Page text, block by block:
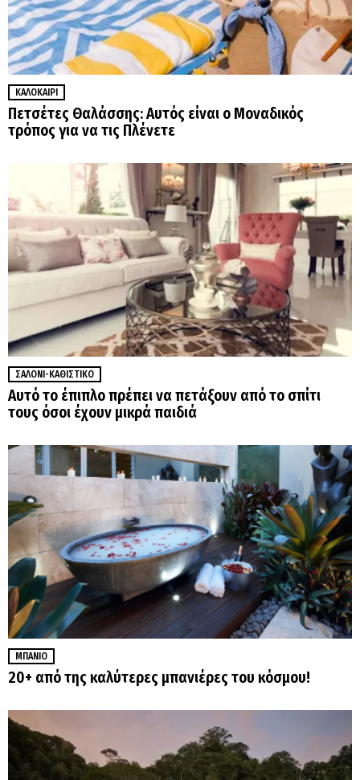
ΚΑΛΟΚΑΊΡΙ
Πετσέτες Θαλάσσης: Αυτός είναι ο Μοναδικός
τρόπος για να τις Πλένετε
ΣΑΛΌΝΙ-ΚΑΘΙΣΤΙΚΌ
Αυτό το έπιπλο πρέπει να πετάξουν από το σπίτι
τους όσοι έχουν μικρά παιδιά
ΜΠΆΝΙΟ
20+ από της καλύτερες μπανιέρες του κόσμου!